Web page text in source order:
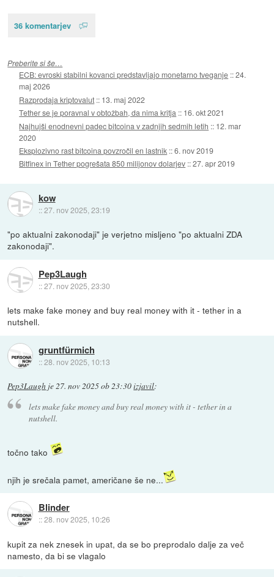
36 komentarjev
Preberite si še…
ECB: evroski stabilni kovanci predstavljajo monetarno tveganje ::24.
maj 2026
Razprodaja kriptovalut :: 13. maj 2022
Tether se je poravnal v obtožbah, da nima kritja :: 16. okt 2021
Najhujši enodnevni padec bitcoina v zadnjih sedmih letih :: 12. mar
2020
Eksplozivno rast bitcoina povzročil en lastnik ::6. nov 2019
Bitfinex in Tether pogrešata 850 milijonov dolarjev ::27. apr 2019
kow
::27. nov 2025, 23:19
"po aktualni zakonodaji" je verjetno misljeno "po aktualni ZDA
zakonodaji".
Pep3Laugh
::27. nov 2025, 23:30
lets make fake money and buy real money with it - tether in a
nutshell.
gruntfürmich
::28. nov 2025, 10:13
Pep3Laugh je27. nov 2025 ob 23:30izjavil:
lets make fake money and buy real money with it - tether in a
nutshell.
točno tako
njih je srečala pamet, američane še ne...
Blinder
::28. nov 2025, 10:26
kupit za nek znesek in upat, da se bo preprodalo dalje za več
namesto, da bi se vlagalo